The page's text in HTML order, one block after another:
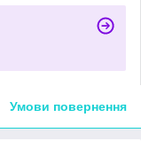
Умови повернення